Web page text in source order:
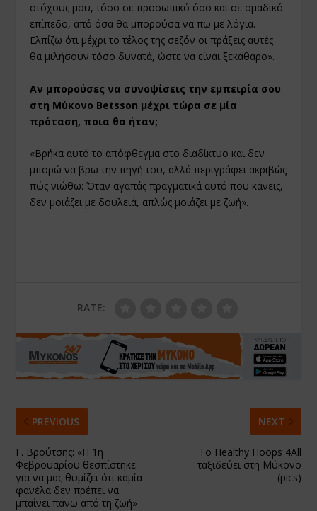
στόχους μου, τόσο σε προσωπικό όσο και σε ομαδικό
επίπεδο, από όσα θα μπορούσα να πω με λόγια.
Ελπίζω ότι μέχρι το τέλος της σεζόν οι πράξεις αυτές
θα μιλήσουν τόσο δυνατά, ώστε να είναι ξεκάθαρο».
Αν μπορούσες να συνοψίσεις την εμπειρία σου
στη Μύκονο Betsson μέχρι τώρα σε μία
πρόταση, ποια θα ήταν;
«Βρήκα αυτό το απόφθεγμα στο διαδίκτυο και δεν
μπορώ να βρω την πηγή του, αλλά περιγράφει ακριβώς
πώς νιώθω: Όταν αγαπάς πραγματικά αυτό που κάνεις,
δεν μοιάζει με δουλειά, απλώς μοιάζει με ζωή».
RATE:
PREVIOUS
Γ. Βρούτσης: «Η 1η
Φεβρουαρίου θεσπίστηκε
για να μας θυμίζει ότι καμία
φανέλα δεν πρέπει να
μπαίνει πάνω από τη ζωή»
NEXT
Το Healthy Hoops 4All
ταξιδεύει στη Μύκονο
(pics)